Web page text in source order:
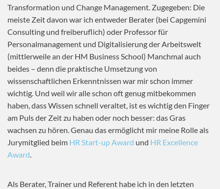
Transformation und Change Management. Zugegeben: Die
meiste Zeit davon war ich entweder Berater (bei Capgemini
Consulting und freiberuflich) oder Professor für
Personalmanagement und Digitalisierung der Arbeitswelt
(mittlerweile an der HM Business School) Manchmal auch
beides – denn die praktische Umsetzung von
wissenschaftlichen Erkenntnissen war mir schon immer
wichtig. Und weil wir alle schon oft genug mitbekommen
haben, dass Wissen schnell veraltet, ist es wichtig den Finger
am Puls der Zeit zu haben oder noch besser: das Gras
wachsen zu hören. Genau das ermöglicht mir meine Rolle als
Jurymitglied beim HR Start-up Award und HR Excellence
Award.
Als Berater, Trainer und Referent habe ich in den letzten